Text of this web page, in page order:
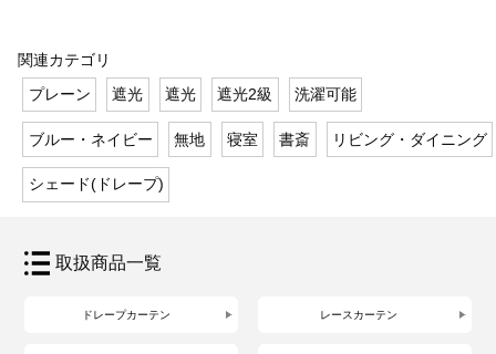
関連カテゴリ
プレーン
遮光 遮光 遮光2級 洗濯可能
ブルー・ネイビー 無地 寝室 書斎 リビング・ダイニング
シェード(ドレープ)
取扱商品一覧
ドレープカーテン レースカーテン